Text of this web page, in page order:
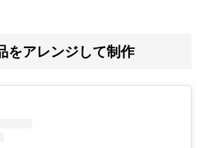
をアレンジして制作